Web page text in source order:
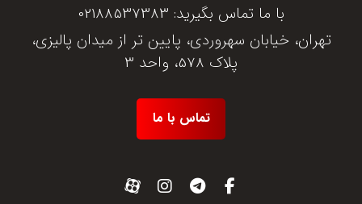
با ما تماس بگیرید: 02188537383
تهران، خیابان سهروردی، پایین تر از میدان پالیزی،
پلاک 578، واحد 3
تماس با ما